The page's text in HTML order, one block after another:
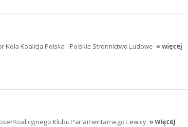
Koła Koalicja Polska - Polskie Stronnictwo Ludowe » więcej
Koalicyjnego Klubu Parlamentarnego Lewicy » więcej